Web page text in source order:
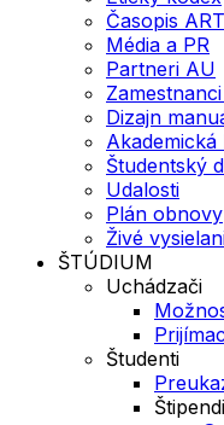
Časopis
Média a PR
Partneri AU
Dizajn
Akademická
Študentský
Udalosti
Plán obnovy
Živé
ŠTÚDIUM
Uchádzači
Študenti